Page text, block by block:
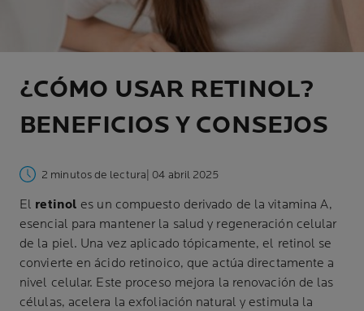
¿CÓMO USAR RETINOL?
BENEFICIOS Y CONSEJOS
2 minutos de lectura | 04 abril 2025
El retinol es un compuesto derivado de la vitamina A,
esencial para mantener la salud y regeneración celular
de la piel. Una vez aplicado tópicamente, el retinol se
convierte en ácido retinoico, que actúa directamente a
nivel celular. Este proceso mejora la renovación de las
células, acelera la exfoliación natural y estimula la